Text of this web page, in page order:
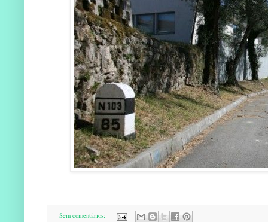
Sem comentários: